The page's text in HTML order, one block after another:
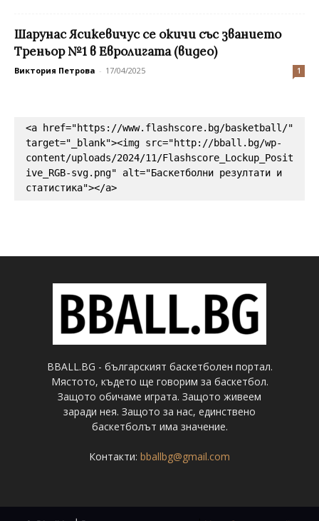
Шарунас Ясикевичус се окичи със званието
Треньор №1 в Евролигата (видео)
Виктория Петрова - 17/04/2025 1
<a href="https://www.flashscore.bg/basketball/"
target="_blank"><img src="http://bball.bg/wp-
content/uploads/2024/11/Flashscore_Lockup_Posit
ive_RGB-svg.png" alt="Баскетболни резултати и
статистика"></a>
BBALL.BG - българският баскетболен портал.
Мястото, където ще говорим за баскетбол.
Защото обичаме играта. Защото живеем
заради нея. Защото за нас, единствено
баскетболът има значение.
Контакти: bballbg@gmail.com